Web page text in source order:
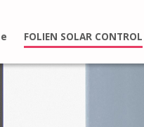
FOLIEN SOLAR CONTROL